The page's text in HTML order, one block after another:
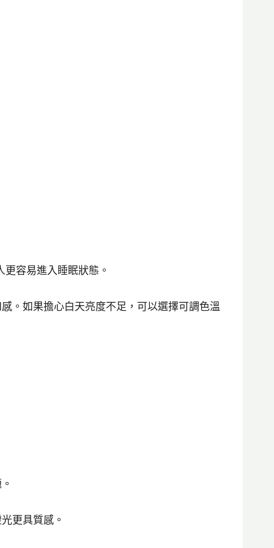
容易進入睡眠狀態。
。如果擔心白天亮度不足，可以選擇可調色溫
更具質感。